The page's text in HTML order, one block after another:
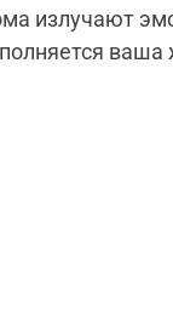
излучают
ваша